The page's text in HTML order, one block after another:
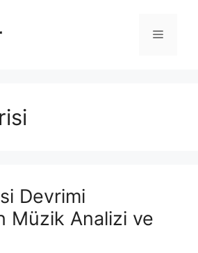
Menü
Devrimi
Müzik Analizi ve